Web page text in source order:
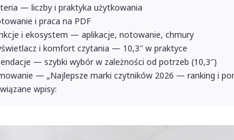
— liczby i praktyka użytkowania
i praca na PDF
i ekosystem — aplikacje, notowanie, chmury
i komfort czytania — 10,3″ w praktyce
— szybki wybór w zależności od potrzeb (10,3″)
— „Najlepsze marki czytników 2026 — ranking i
wpisy: